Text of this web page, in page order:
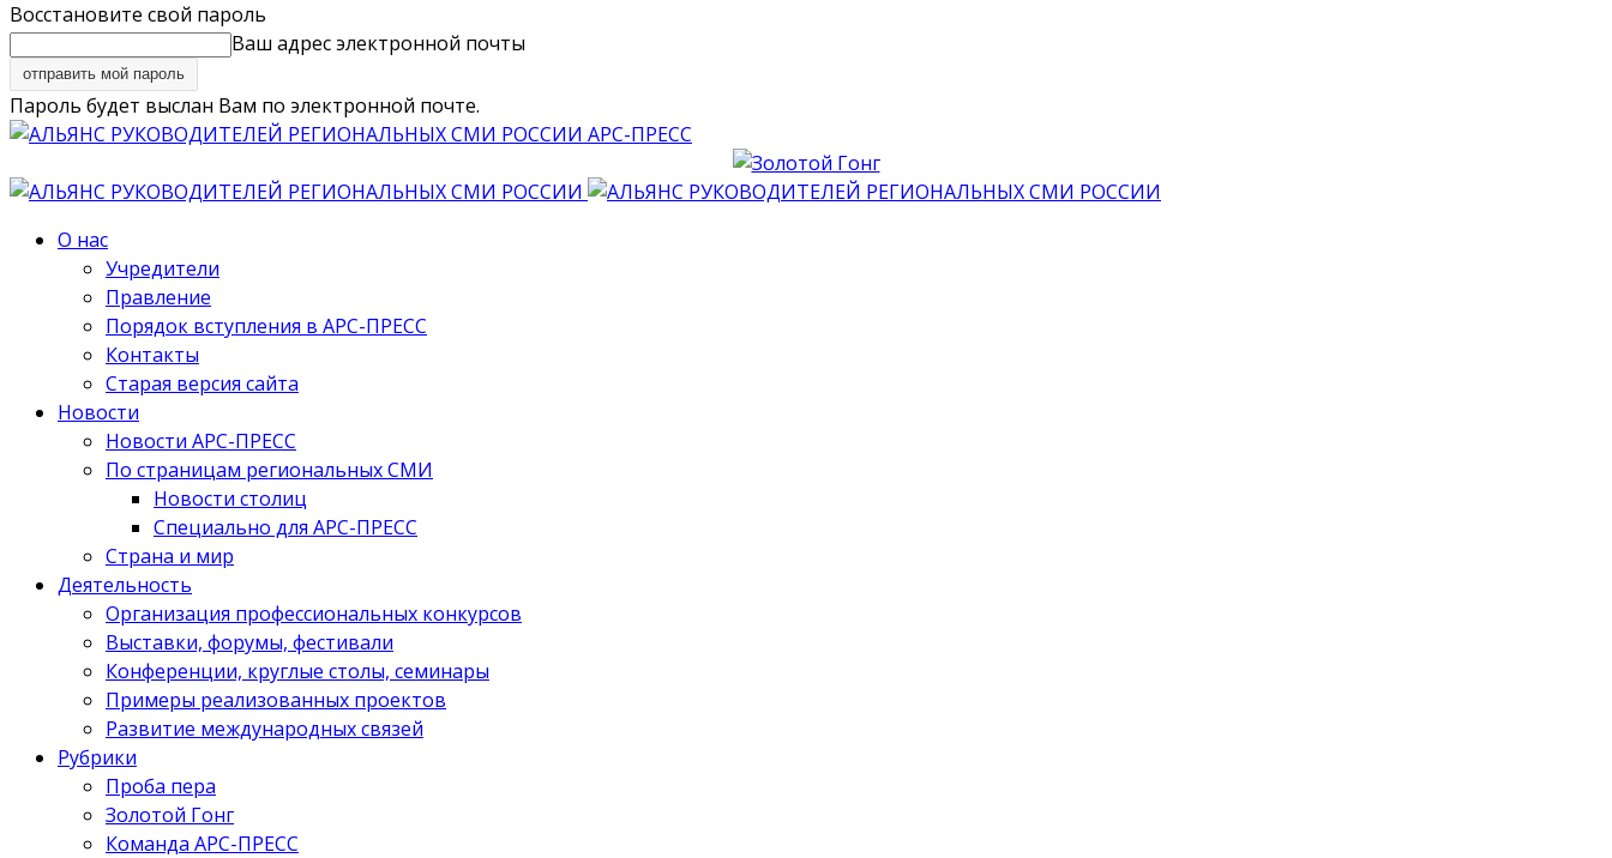
Восстановите свой пароль
Ваш адрес электронной почты
Пароль будет выслан Вам по электронной почте.
АРС-ПРЕСС
О нас
Учредители
Правление
Порядок вступления в АРС-ПРЕСС
Контакты
Старая версия сайта
Новости
Новости АРС-ПРЕСС
По страницам региональных СМИ
Новости столиц
Специально для АРС-ПРЕСС
Страна и мир
Деятельность
Организация профессиональных конкурсов
Выставки, форумы, фестивали
Конференции, круглые столы, семинары
Примеры реализованных проектов
Развитие международных связей
Рубрики
Проба пера
Золотой Гонг
Команда АРС-ПРЕСС